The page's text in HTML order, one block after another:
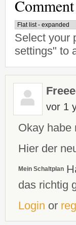
Select your
settings" to
vor 1
Okay habe
Hier der
H
Mein Schaltplan
das richtig
Login or